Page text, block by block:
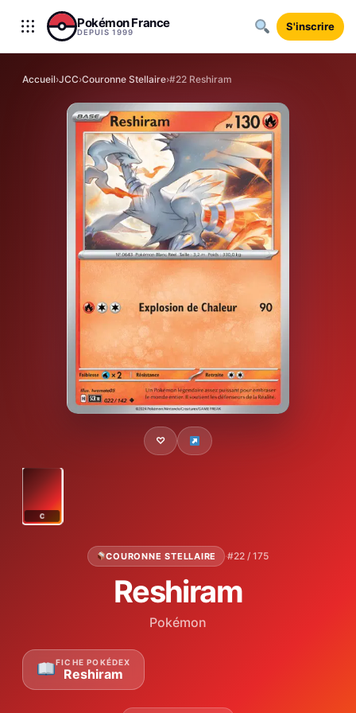
Aller au contenu
Pokémon France
DEPUIS 1999 S'inscrire
Accueil›JCC›Couronne Stellaire›#22 Reshiram
♡
C
COURONNE STELLAIRE ·#22 / 175
Reshiram
Pokémon
FICHE POKÉDEX
Reshiram